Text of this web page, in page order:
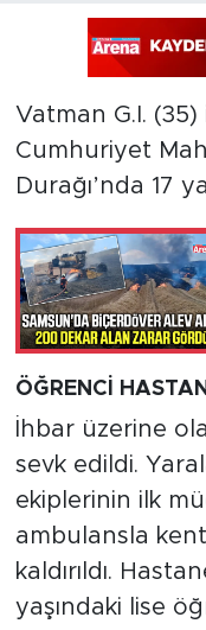
Vatman G.I.
Cumhuriyet
Durağı’nda 17
ÖĞRENCİ
İhbar üzerine
sevk edildi.
ekiplerinin ilk
ambulansla
kaldırıldı.
yaşındaki lise